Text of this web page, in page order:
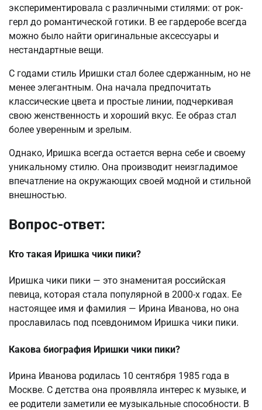
экспериментировала с различными стилями: от рок-
герл до романтической готики. В ее гардеробе всегда
можно было найти оригинальные аксессуары и
нестандартные вещи.
С годами стиль Иришки стал более сдержанным, но не
менее элегантным. Она начала предпочитать
классические цвета и простые линии, подчеркивая
свою женственность и хороший вкус. Ее образ стал
более уверенным и зрелым.
Однако, Иришка всегда остается верна себе и своему
уникальному стилю. Она производит неизгладимое
впечатление на окружающих своей модной и стильной
внешностью.
Вопрос-ответ:
Кто такая Иришка чики пики?
Иришка чики пики — это знаменитая российская
певица, которая стала популярной в 2000-х годах. Ее
настоящее имя и фамилия — Ирина Иванова, но она
прославилась под псевдонимом Иришка чики пики.
Какова биография Иришки чики пики?
Ирина Иванова родилась 10 сентября 1985 года в
Москве. С детства она проявляла интерес к музыке, и
ее родители заметили ее музыкальные способности. В